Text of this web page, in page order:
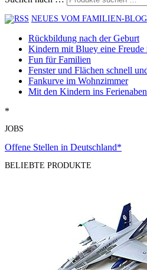
NEUES VOM FAMILIEN-BLOG
Rückbildung nach der Geburt
Kindern mit Bluey eine Freude
Fun für Familien
Fenster und Flächen schnell
Fankurve im Wohnzimmer
Mit den Kindern ins
*
JOBS
Offene Stellen in Deutschland*
BELIEBTE PRODUKTE